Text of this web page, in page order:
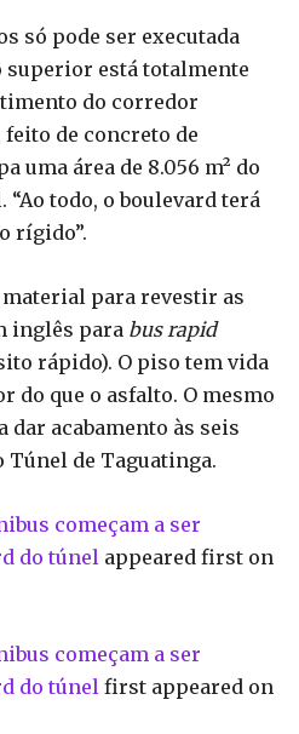
só pode ser executada
superior está totalmente
do corredor
de concreto de
uma área de 8.056 m² do
“Ao todo, o boulevard terá
rígido”.
para revestir as
inglês para bus rapid
rápido). O piso tem vida
do que o asfalto. O mesmo
acabamento às seis
de Taguatinga.
começam a ser
do túnel appeared first on
começam a ser
do túnel first appeared on